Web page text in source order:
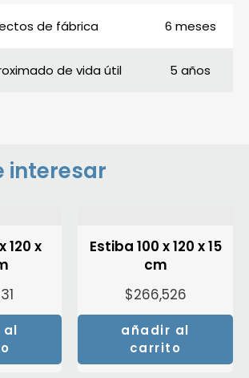
de fábrica 6 meses
de vida útil 5 años
interesar
120 x
al
Estiba 100 x 120 x 15
cm
$266,526
añadir al
carrito